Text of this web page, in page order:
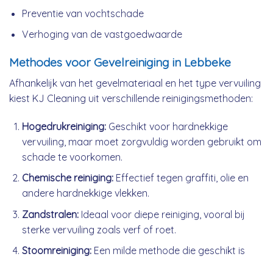
Preventie van vochtschade
Verhoging van de vastgoedwaarde
Methodes voor Gevelreiniging in Lebbeke
Afhankelijk van het gevelmateriaal en het type vervuiling
kiest KJ Cleaning uit verschillende reinigingsmethoden:
Hogedrukreiniging:Geschikt voor hardnekkige
vervuiling, maar moet zorgvuldig worden gebruikt om
schade te voorkomen.
Chemische reiniging:Effectief tegen graffiti, olie en
andere hardnekkige vlekken.
Zandstralen:Ideaal voor diepe reiniging, vooral bij
sterke vervuiling zoals verf of roet.
Stoomreiniging:Een milde methode die geschikt is